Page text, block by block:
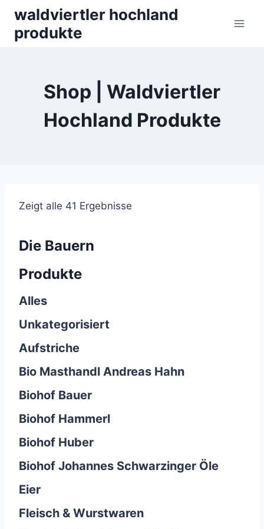
content
waldviertler hochland
produkte
Shop | Waldviertler
Hochland Produkte
Zeigt alle 41 Ergebnisse
Die Bauern
Produkte
Alles
Unkategorisiert
Aufstriche
Bio Masthandl Andreas Hahn
Biohof Bauer
Biohof Hammerl
Biohof Huber
Biohof Johannes Schwarzinger Öle
Eier
Fleisch & Wurstwaren